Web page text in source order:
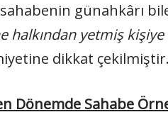
günahkârı
halkından yetmiş
dikkat çekilmiştir.
Dönemde Sahabe